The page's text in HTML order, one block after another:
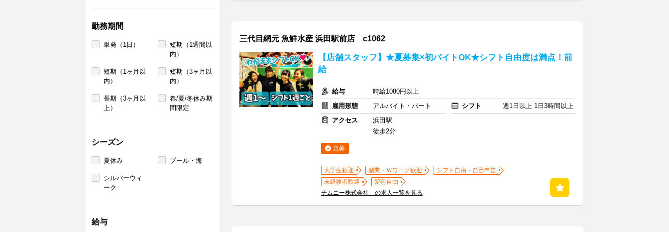
勤務期間
単発（1日）
短期（1週間以
内）
短期（1ヶ月以
内）
短期（3ヶ月以
内）
長期（3ヶ月以
上）
春/夏/冬休み期
間限定
シーズン
夏休み プール・海
シルバーウィ
ーク
給与
三代目網元 魚鮮水産 浜田駅前店 c1062
【店舗スタッフ】★夏募集×初バイトOK★シフト自由度は満点！前
給
給与
時給1080円以上
雇用形態
アルバイト・パート シフト
週1日以上 1日3時間以上
アクセス
浜田駅
徒歩2分
急募
大学生歓迎 副業・Ｗワーク歓迎
シフト自由・自己申告
未経験者歓迎
髪色自由
チムニー株式会社 の求人一覧を見る